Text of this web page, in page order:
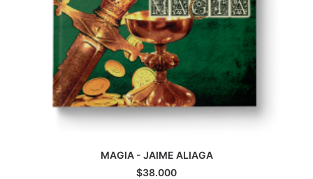
AGREGAR AL CARRITO
MAGIA - JAIME ALIAGA
$38.000